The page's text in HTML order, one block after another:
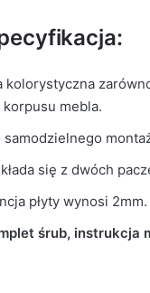
kolorystyczna
korpusu mebla.
samodzielnego
się z dwóch
płyty wynosi 2mm.
śrub, instrukcja